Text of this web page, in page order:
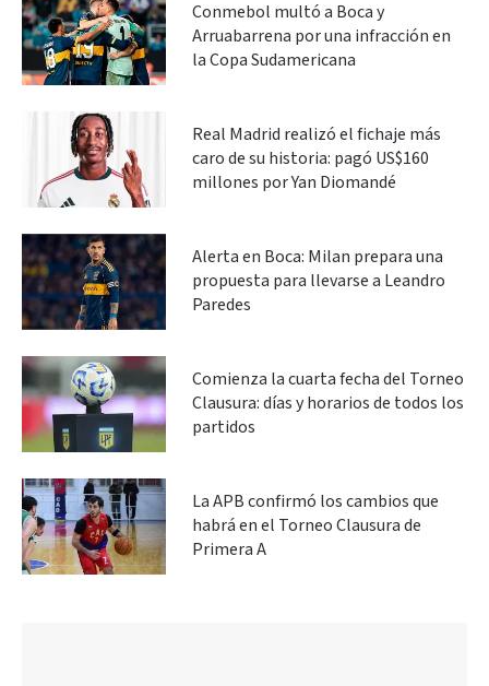
Conmebol multó a Boca y
Arruabarrena por una infracción en
la Copa Sudamericana
Real Madrid realizó el fichaje más
caro de su historia: pagó US$160
millones por Yan Diomandé
Alerta en Boca: Milan prepara una
propuesta para llevarse a Leandro
Paredes
Comienza la cuarta fecha del Torneo
Clausura: días y horarios de todos los
partidos
La APB confirmó los cambios que
habrá en el Torneo Clausura de
Primera A